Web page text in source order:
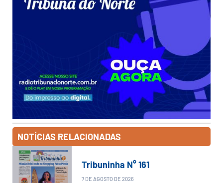
NOTÍCIAS RELACIONADAS
Tribuninha N° 161
7 DE AGOSTO DE 2026